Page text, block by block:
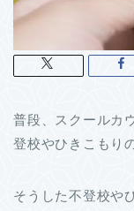
普段、スクールカ
登校やひきこもり
そうした不登校や